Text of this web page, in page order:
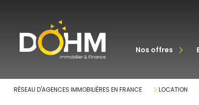
nos offres
acheter
RÉSEAU D'AGENCES IMMOBILIÈRES EN FRANCE LOCATION